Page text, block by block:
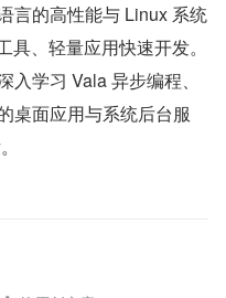
言的高性能与 Linux 系统
、轻量应用快速开发。
学习 Vala 异步编程、
桌面应用与系统后台服